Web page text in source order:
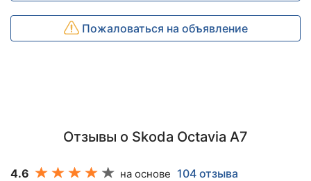
Пожаловаться на объявление
Отзывы о Skoda Octavia A7
4.6 на основе 104 отзыва